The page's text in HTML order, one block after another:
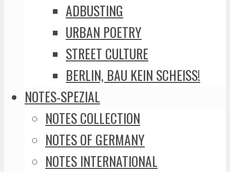
ADBUSTING
URBAN POETRY
STREET CULTURE
BERLIN, BAU KEIN SCHEISS!
NOTES-SPEZIAL
NOTES COLLECTION
NOTES OF GERMANY
NOTES INTERNATIONAL